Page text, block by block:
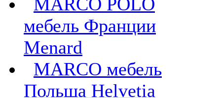
мебель Франции
Menard
MARCO мебель
Польша Helvetia